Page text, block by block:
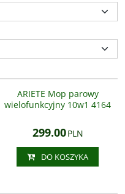
ARIETE Mop parowy
wielofunkcyjny 10w1 4164
299.00PLN
DO KOSZYKA